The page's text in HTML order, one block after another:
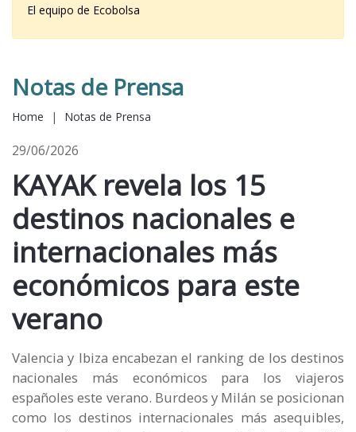
El equipo de Ecobolsa
Notas de Prensa
Home | Notas de Prensa
29/06/2026
KAYAK revela los 15
destinos nacionales e
internacionales más
económicos para este
verano
Valencia y Ibiza encabezan el ranking de los destinos
nacionales más económicos para los viajeros
españoles este verano. Burdeos y Milán se posicionan
como los destinos internacionales más asequibles,